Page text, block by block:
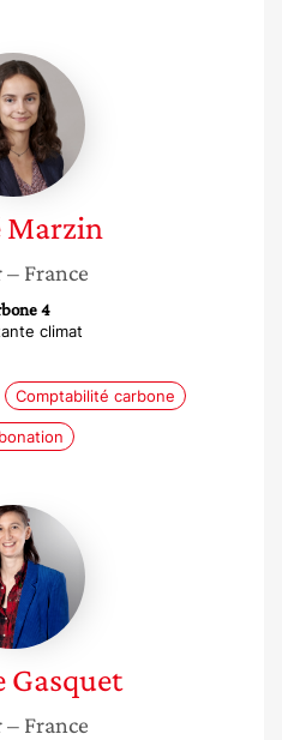
Chloé
Marzin
Marzin
– France
4
climat
Comptabilité carbone
Isabelle
Gasquet
Gasquet
– France